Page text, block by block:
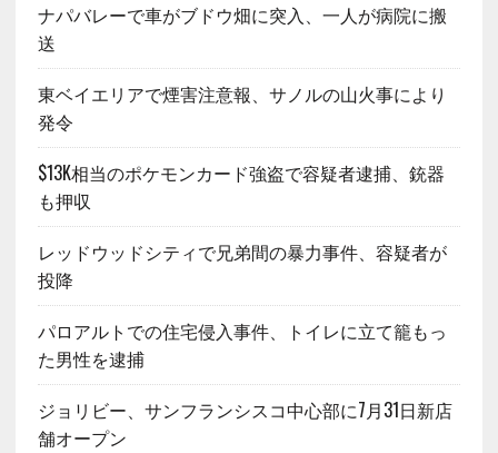
ナパバレーで車がブドウ畑に突入、一人が病院に搬
送
東ベイエリアで煙害注意報、サノルの山火事により
発令
$13K相当のポケモンカード強盗で容疑者逮捕、銃器
も押収
レッドウッドシティで兄弟間の暴力事件、容疑者が
投降
パロアルトでの住宅侵入事件、トイレに立て籠もっ
た男性を逮捕
ジョリビー、サンフランシスコ中心部に7月31日新店
舗オープン